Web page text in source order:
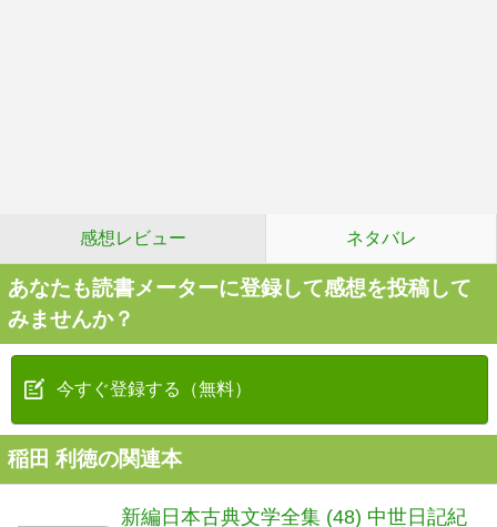
感想レビュー ネタバレ
あなたも読書メーターに登録して感想を投稿して
みませんか？
今すぐ登録する（無料）
稲田 利徳の関連本
新編日本古典文学全集 (48) 中世日記紀